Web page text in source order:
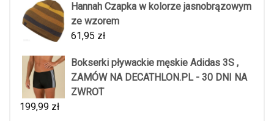
Hannah Czapka w kolorze jasnobrązowym
ze wzorem
61,95 zł
Bokserki pływackie męskie Adidas 3S ,
ZAMÓW NA DECATHLON.PL - 30 DNI NA
ZWROT
199,99 zł